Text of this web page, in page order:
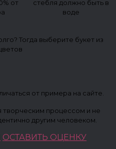
от
стебля должно быть в
воде
Тогда выберите букет из
от примера на сайте.
творческим процессом и не
другим человеком.
ОСТАВИТЬ ОЦЕНКУ